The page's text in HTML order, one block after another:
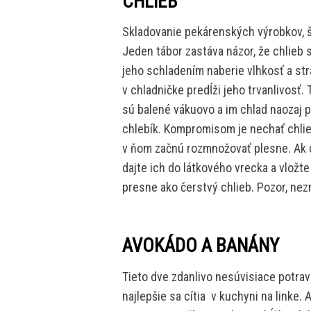
Skladovanie pekárenských
Jeden tábor zastáva názor, že
jeho schladením naberie vlhkosť a
v chladničke predĺži jeho trvanlivosť.
sú balené vákuovo a im chlad naozaj
chlebík. Kompromisom je nechať
v ňom začnú rozmnožovať plesne.
dajte ich do látkového vrecka a
presne ako čerstvý chlieb. Pozor,
AVOKÁDO A BANÁNY
Tieto dve zdanlivo nesúvisiace
najlepšie sa cítia v kuchyni na linke.